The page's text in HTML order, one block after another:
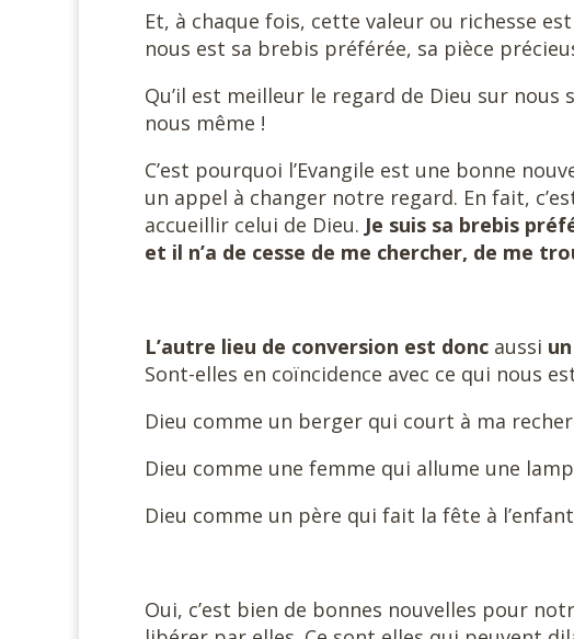
Et, à chaque fois, cette valeur ou richesse
nous est sa brebis préférée, sa pièce
Qu’il est meilleur le regard de Dieu sur
nous même !
C’est pourquoi l’Evangile est une bonne
un appel à changer notre regard. En fait,
accueillir celui de Dieu. Je suis sa brebis
et il n’a de cesse de me chercher, de me
L’autre lieu de conversion est donc aussi
Sont-elles en coïncidence avec ce qui nous
Dieu comme un berger qui court à ma
Dieu comme une femme qui allume une
Dieu comme un père qui fait la fête à
Oui, c’est bien de bonnes nouvelles pour